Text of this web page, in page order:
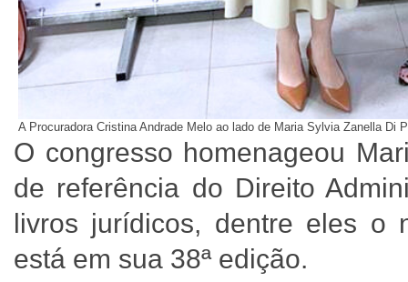
A Procuradora Cristina Andrade Melo ao lado de Maria Sylvia Zanella Di
O congresso homenageou
de referência do Direito
livros jurídicos, dentre eles o
está em sua 38ª edição.